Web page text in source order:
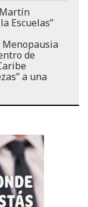
Escuelas”
Menopausia
de
a una